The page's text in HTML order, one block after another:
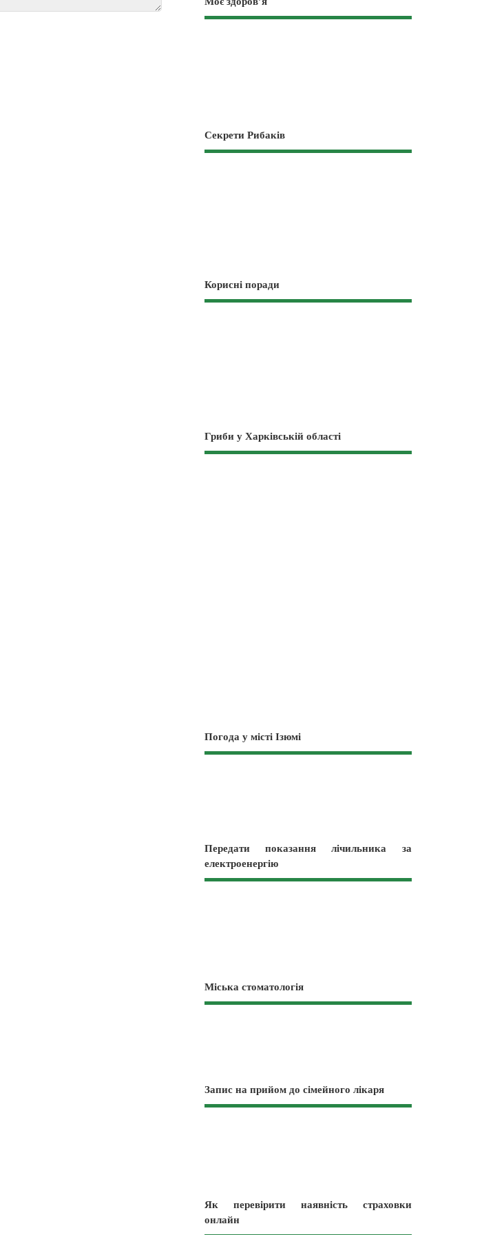
Секрети Рибаків
Корисні поради
Гриби у Харківській області
Погода у місті Ізюмі
Передати показання лічильника за
електроенергію
Міська стоматологія
Запис на прийом до сімейного лікаря
Як перевірити наявність страховки
онлайн